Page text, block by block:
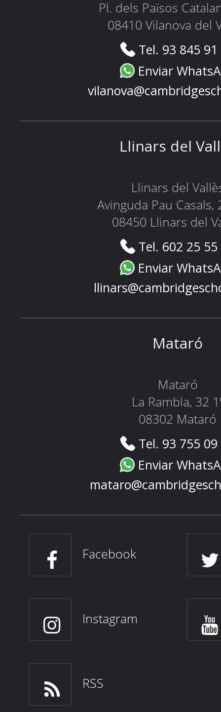
Pl. dels Països
08410 Vilanova del
Tel. 93 845
Enviar
Llinars del
Llinars del
Avinguda Pau Casals,
08450 Llinars del
Tel. 602 25
Enviar
Mataró
Mataró
La Rambla, 32
08302 Mataró
Tel. 93 755
Enviar
Facebook
Instagram
RSS